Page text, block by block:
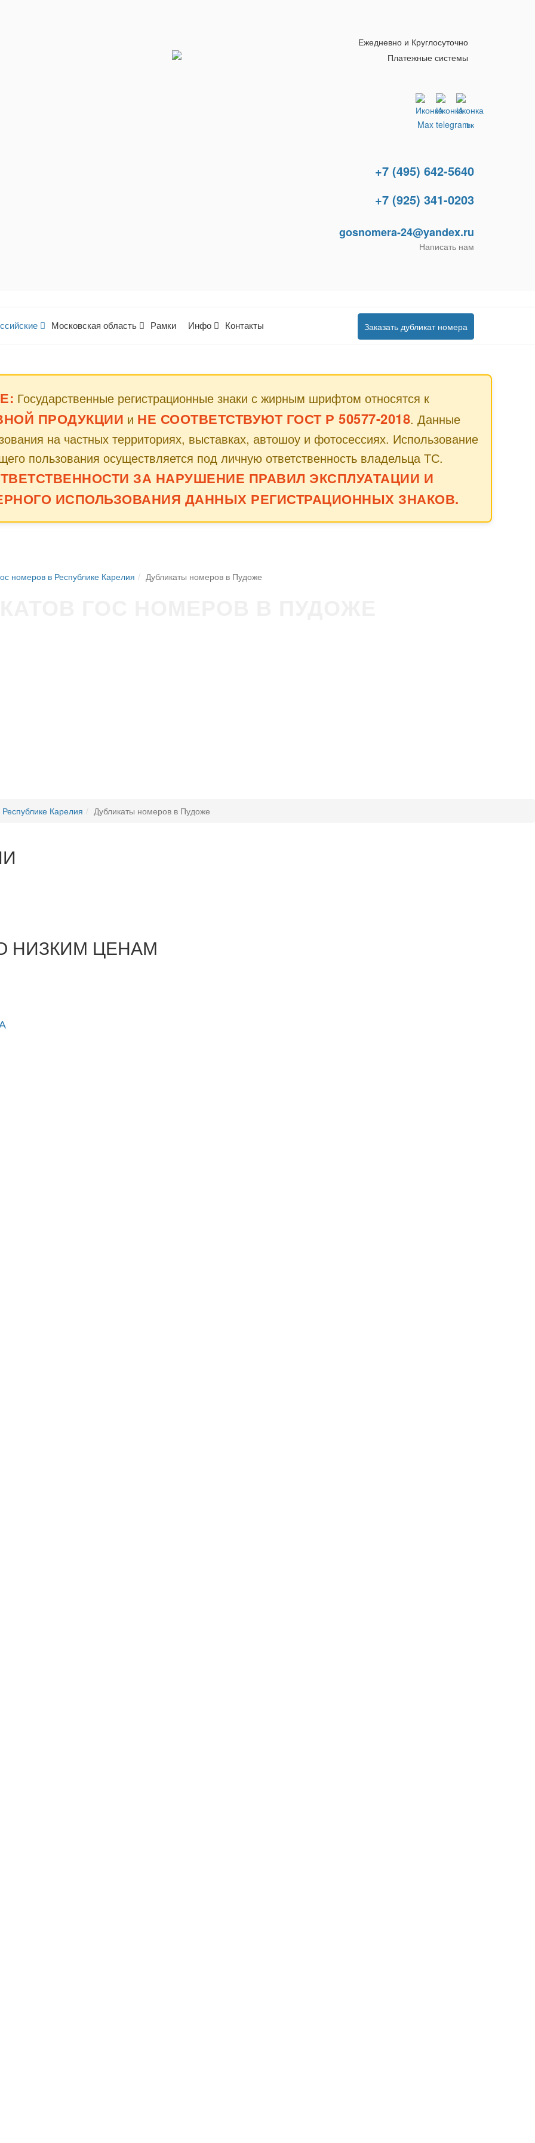
Ежедневно и Круглосуточно
+7 (495) 642-5640
+7 (925) 341-0203
gosnomera-24@yandex.ru
Написать нам
Московская область Рамки Инфо Контакты Заказать дубликат номера
Государственные регистрационные знаки с жирным шрифтом относятся к
ПРОДУКЦИИ и НЕ СООТВЕТСТВУЮТ ГОСТ Р 50577-2018. Данные
на частных территориях, выставках, автошоу и фотосессиях. Использование
пользования осуществляется под личную ответственность владельца ТС.
ЗА НАРУШЕНИЕ ПРАВИЛ ЭКСПЛУАТАЦИИ И
ИСПОЛЬЗОВАНИЯ ДАННЫХ РЕГИСТРАЦИОННЫХ ЗНАКОВ.
номеров в Республике Карелия Дубликаты номеров в Пудоже
Карелия Дубликаты номеров в Пудоже
НИЗКИМ ЦЕНАМ